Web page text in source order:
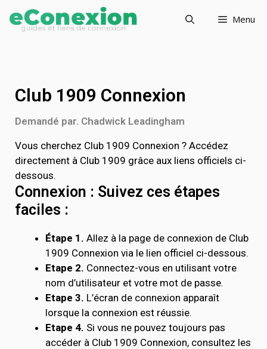
Menu
Club 1909 Connexion
Demandé par. Chadwick Leadingham
Vous cherchez Club 1909 Connexion ? Accédez
directement à Club 1909 grâce aux liens officiels ci-
dessous.
Connexion : Suivez ces étapes
faciles :
Étape 1. Allez à la page de connexion de Club
1909 Connexion via le lien officiel ci-dessous.
Etape 2. Connectez-vous en utilisant votre
nom d’utilisateur et votre mot de passe.
Etape 3. L’écran de connexion apparaît
lorsque la connexion est réussie.
Etape 4. Si vous ne pouvez toujours pas
accéder à Club 1909 Connexion, consultez les